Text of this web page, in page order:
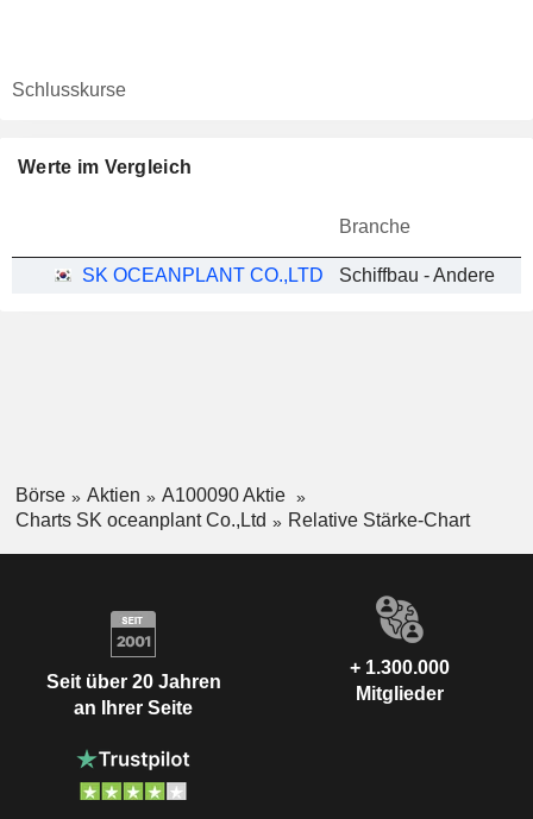
Schlusskurse
Werte im Vergleich
Branche
SK OCEANPLANT CO.,LTD Schiffbau - Andere
Börse Aktien
A100090 Aktie
Charts SK oceanplant Co.,Ltd
Relative Stärke-Chart
Seit über 20 Jahren
an Ihrer Seite
+ 1.300.000
Mitglieder